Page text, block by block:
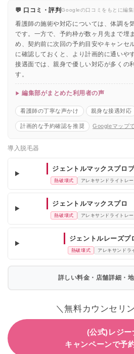
💬 口コミ・評判Googleの口コミをもとに編
看護師の施術や対応については、体調を
です。一方で、予約枠が数ヶ月先まで埋
め、契約前に次回の予約目安やキャンセ
に確認しておくと、より計画的に通いや
接遇面では、親身で優しい対応が多くの
す。
編集部がまとめた利用者の声
看護師の丁寧な声かけ 親身な接遇対応
計画的な予約確認を推奨 Googleマップ
導入脱毛器
ジェントルマックスプロ
熱破壊式 アレキサンドライトレ
ジェントルマックスプロ
熱破壊式 アレキサンドライトレ
ジェントルレーズプ
熱破壊式 アレキサンドラ
詳しい料金・店舗詳細・
＼無料カウンセリ
(公式)レジー
キャンペーンで予